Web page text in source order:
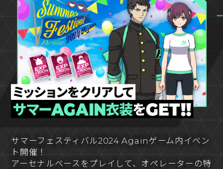
サマーフェスティバル2024 Againゲーム内イベン
ト開催！
アーセナルベースをプレイして、オペレーターの特